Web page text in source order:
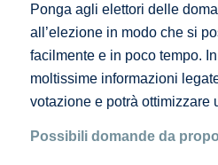
Ponga agli elettori delle
all’elezione in modo che si
facilmente e in poco tempo.
moltissime informazioni
votazione e potrà ottimizzare
Possibili domande da